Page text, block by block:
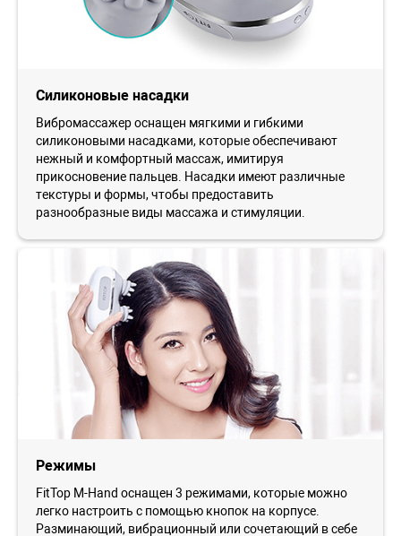
Силиконовые насадки
Вибромассажер оснащен мягкими и гибкими
силиконовыми насадками, которые обеспечивают
нежный и комфортный массаж, имитируя
прикосновение пальцев. Насадки имеют различные
текстуры и формы, чтобы предоставить
разнообразные виды массажа и стимуляции.
Режимы
FitTop M-Hand оснащен 3 режимами, которые можно
легко настроить с помощью кнопок на корпусе.
Разминающий, вибрационный или сочетающий в себе